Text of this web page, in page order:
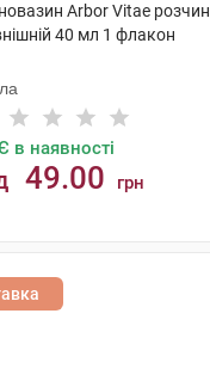
Arbor Vitae розчин
40 мл 1 флакон
в наявності
49.00 грн